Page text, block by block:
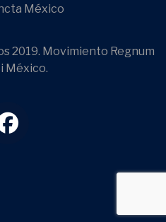
México
2019. Movimiento Regnum
México.